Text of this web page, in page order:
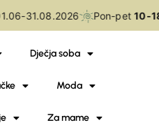
31.08.2026 Pon-pet10-18h
Dječja soba
Moda
Za mame